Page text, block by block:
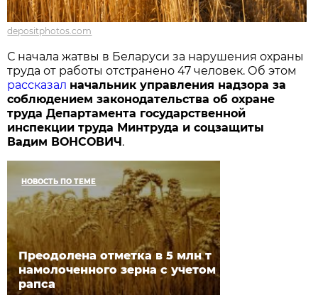
depositphotos.com
С начала жатвы в Беларуси за нарушения охраны
труда от работы отстранено 47 человек. Об этом
рассказал начальник управления надзора за
соблюдением законодательства об охране
труда Департамента государственной
инспекции труда Минтруда и соцзащиты
Вадим ВОНСОВИЧ .
НОВОСТЬ ПО ТЕМЕ
Преодолена отметка в 5 млн т
намолоченного зерна с учетом
рапса